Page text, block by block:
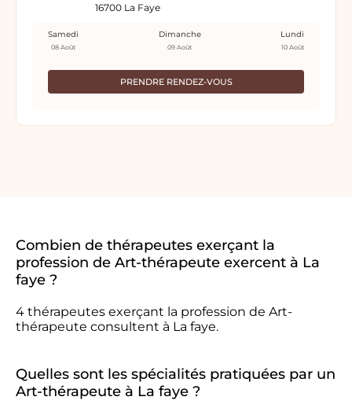
16700 La Faye
PRENDRE RENDEZ-VOUS
Samedi
08 Août
Dimanche
09 Août
Lundi
10 Août
Combien de thérapeutes exerçant la
profession de Art-thérapeute exercent à La
faye ?
4 thérapeutes exerçant la profession de Art-
thérapeute consultent à La faye.
Quelles sont les spécialités pratiquées par un
Art-thérapeute à La faye ?